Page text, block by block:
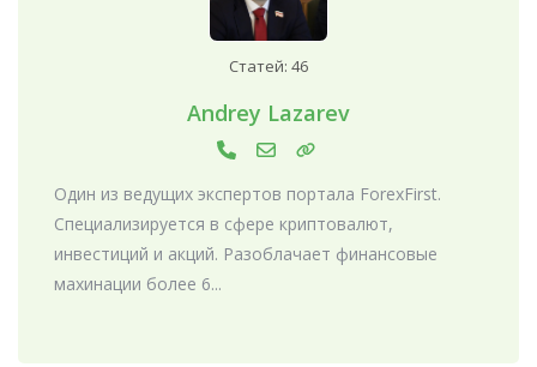
Статей: 46
Andrey Lazarev
Один из ведущих экспертов портала ForexFirst.
Специализируется в сфере криптовалют,
инвестиций и акций. Разоблачает финансовые
махинации более 6...